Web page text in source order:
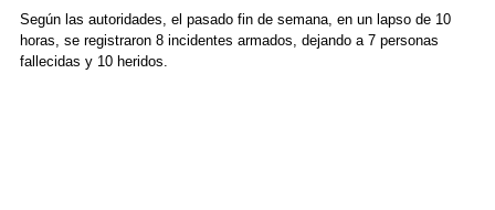
Según las autoridades, el pasado fin de semana, en un lapso de 10
horas, se registraron 8 incidentes armados, dejando a 7 personas
fallecidas y 10 heridos.